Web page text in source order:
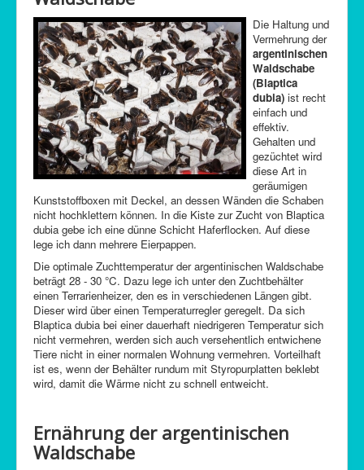
Die Haltung und
Vermehrung der
argentinischen
Waldschabe
(Blaptica
dubia) ist recht
einfach und
effektiv.
Gehalten und
gezüchtet wird
diese Art in
geräumigen
Kunststoffboxen mit Deckel, an dessen Wänden die Schaben
nicht hochklettern können. In die Kiste zur Zucht von Blaptica
dubia gebe ich eine dünne Schicht Haferflocken. Auf diese
lege ich dann mehrere Eierpappen.
Die optimale Zuchttemperatur der argentinischen Waldschabe
beträgt 28 - 30 °C. Dazu lege ich unter den Zuchtbehälter
einen Terrarienheizer, den es in verschiedenen Längen gibt.
Dieser wird über einen Temperaturregler geregelt. Da sich
Blaptica dubia bei einer dauerhaft niedrigeren Temperatur sich
nicht vermehren, werden sich auch versehentlich entwichene
Tiere nicht in einer normalen Wohnung vermehren. Vorteilhaft
ist es, wenn der Behälter rundum mit Styropurplatten beklebt
wird, damit die Wärme nicht zu schnell entweicht.
Ernährung der argentinischen
Waldschabe